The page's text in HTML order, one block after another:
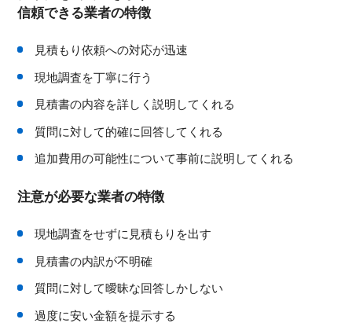
信頼できる業者の特徴
見積もり依頼への対応が迅速
現地調査を丁寧に行う
見積書の内容を詳しく説明してくれる
質問に対して的確に回答してくれる
追加費用の可能性について事前に説明してくれる
注意が必要な業者の特徴
現地調査をせずに見積もりを出す
見積書の内訳が不明確
質問に対して曖昧な回答しかしない
過度に安い金額を提示する